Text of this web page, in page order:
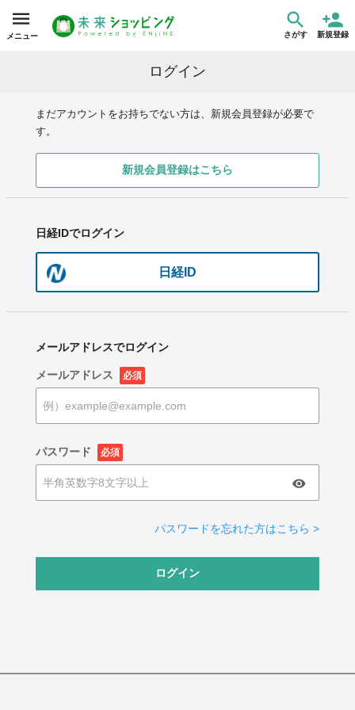
メニュー さがす 新規登録
ログイン
まだアカウントをお持ちでない方は、新規会員登録が必要で
す。
新規会員登録はこちら
日経IDでログイン
日経ID
メールアドレスでログイン
メールアドレス 必須
パスワード 必須
パスワードを忘れた方はこちら >
ログイン